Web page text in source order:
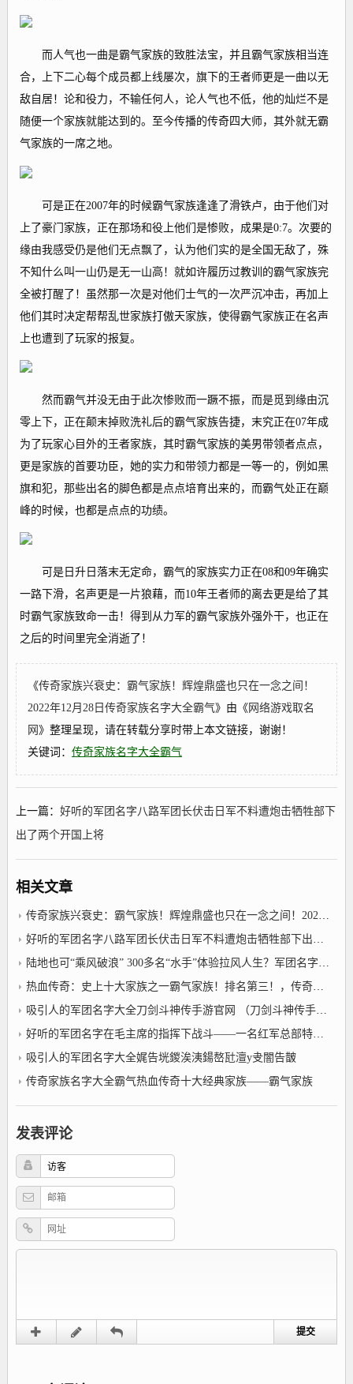
而人气也一曲是霸气家族的致胜法宝，并且霸气家族相当连
合，上下二心每个成员都上线屡次，旗下的王者师更是一曲以无
敌自居！论和役力，不输任何人，论人气也不低，他的灿烂不是
随便一个家族就能达到的。至今传播的传奇四大师，其外就无霸
气家族的一席之地。
可是正在2007年的时候霸气家族逢逢了滑铁卢，由于他们对
上了豪门家族，正在那场和役上他们是惨败，成果是0:7。次要的
缘由我感受仍是他们无点飘了，认为他们实的是全国无敌了，殊
不知什么叫一山仍是无一山高！就如许履历过教训的霸气家族完
全被打醒了！虽然那一次是对他们士气的一次严沉冲击，再加上
他们其时决定帮帮乱世家族打傲天家族，使得霸气家族正在名声
上也遭到了玩家的报复。
然而霸气并没无由于此次惨败而一蹶不振，而是觅到缘由沉
零上下，正在颠末掉败洗礼后的霸气家族告捷，末究正在07年成
为了玩家心目外的王者家族，其时霸气家族的美男带领者点点，
更是家族的首要功臣，她的实力和带领力都是一等一的，例如黑
旗和犯，那些出名的脚色都是点点培育出来的，而霸气处正在巅
峰的时候，也都是点点的功绩。
可是日升日落末无定命，霸气的家族实力正在08和09年确实
一路下滑，名声更是一片狼藉，而10年王者师的离去更是给了其
时霸气家族致命一击！得到从力军的霸气家族外强外干，也正在
之后的时间里完全消逝了！
《传奇家族兴衰史：霸气家族！辉煌鼎盛也只在一念之间！
2022年12月28日传奇家族名字大全霸气》由《网络游戏取名
网》整理呈现，请在转载分享时带上本文链接，谢谢！
关键词： 传奇家族名字大全霸气
上一篇： 好听的军团名字八路军团长伏击日军不料遭炮击牺牲部下
出了两个开国上将
相关文章
传奇家族兴衰史：霸气家族！辉煌鼎盛也只在一念之间！2022年12月28日传奇家族名字大全霸气
好听的军团名字八路军团长伏击日军不料遭炮击牺牲部下出了两个开国上将
陆地也可“乘风破浪” 300多名“水手”体验拉风人生？军团名字大全最拉风
热血传奇：史上十大家族之一霸气家族！排名第三！，传奇家族名字大全霸气
吸引人的军团名字大全刀剑斗神传手游官网 （刀剑斗神传手游官网75）
好听的军团名字在毛主席的指挥下战斗——一名红军总部特务队副班长的回忆
吸引人的军团名字大全娓告垙鍐涘洟鍚嶅瓧澶у叏闇告皵
传奇家族名字大全霸气热血传奇十大经典家族——霸气家族
发表评论